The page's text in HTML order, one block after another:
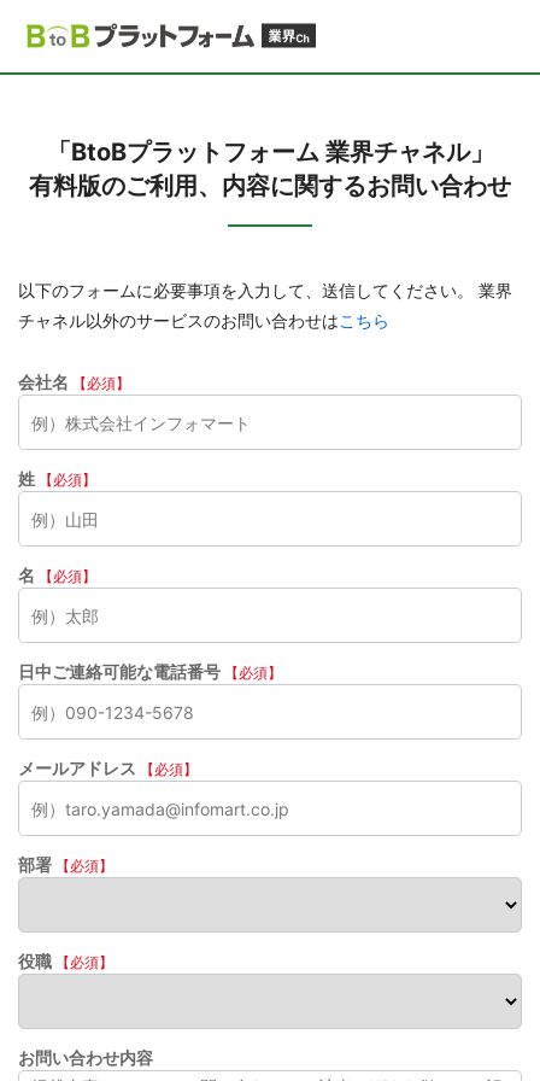
「BtoBプラットフォーム 業界チャネル」
有料版のご利用、内容に関するお問い合わせ
以下のフォームに必要事項を入力して、送信してください。 業界
チャネル以外のサービスのお問い合わせはこちら
会社名 【必須】
姓 【必須】
名 【必須】
日中ご連絡可能な電話番号 【必須】
メールアドレス 【必須】
部署 【必須】
役職 【必須】
お問い合わせ内容